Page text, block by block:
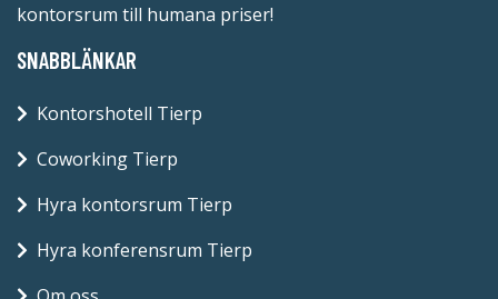
kontorsrum till humana priser!
SNABBLÄNKAR
Kontorshotell Tierp
Coworking Tierp
Hyra kontorsrum Tierp
Hyra konferensrum Tierp